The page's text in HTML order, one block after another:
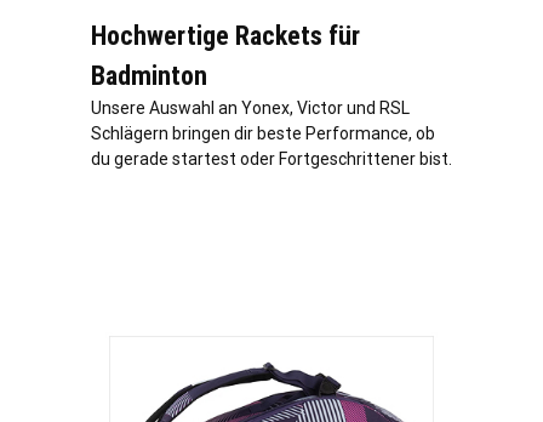
Hochwertige Rackets für
Badminton
Unsere Auswahl an Yonex, Victor und RSL
Schlägern bringen dir beste Performance, ob
du gerade startest oder Fortgeschrittener bist.